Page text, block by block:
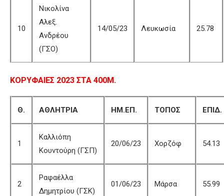
10
Νικολίνα
Αλεξ.
Ανδρέου
(ΓΣΟ)
14/05/23 Λευκωσία 25.78
ΚΟΡΥΦΑΙΕΣ 2023 ΣΤΑ 400Μ.
Θ. ΑΘΛΗΤΡΙΑ ΗΜ.ΕΠ. ΤΟΠΟΣ ΕΠΙΔ.
1
Καλλιόπη
Κουντούρη (ΓΣΠ)
20/06/23 Χορζόφ 54.13
2
Ραφαέλλα
Δημητρίου (ΓΣΚ)
01/06/23 Μάρσα 55.99